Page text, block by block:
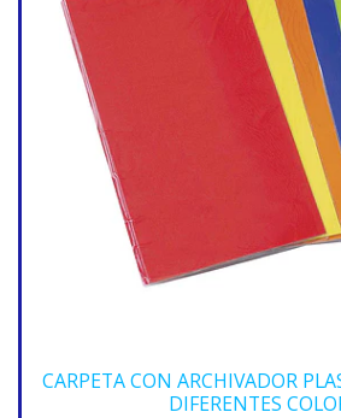
CARPETA CON ARCHIVADOR
DIFERENTES